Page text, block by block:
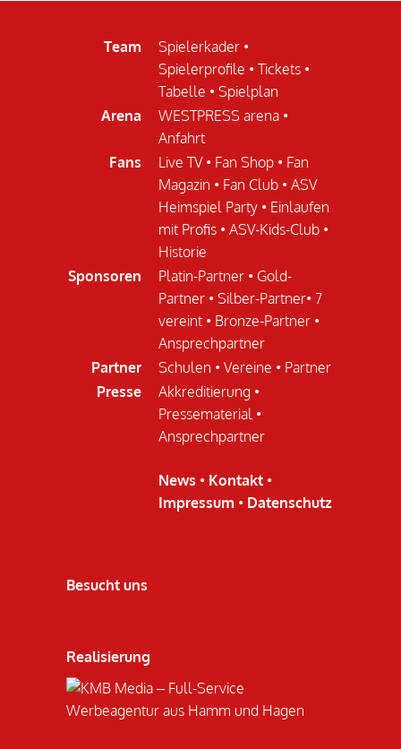
Team Spielerkader •
Spielerprofile • Tickets •
Tabelle • Spielplan
Arena
WESTPRESS arena •
Anfahrt
Fans
Live TV• Fan Shop • Fan
Magazin • Fan Club • ASV
Heimspiel Party • Einlaufen
mit Profis • ASV-Kids-Club •
Historie
Sponsoren
Platin-Partner • Gold-
Partner • Silber-Partner• 7
vereint • Bronze-Partner •
Ansprechpartner
Partner
Schulen • Vereine • Partner
Presse
Akkreditierung •
Pressematerial •
Ansprechpartner
News • Kontakt •
Impressum • Datenschutz
Besucht uns
Realisierung